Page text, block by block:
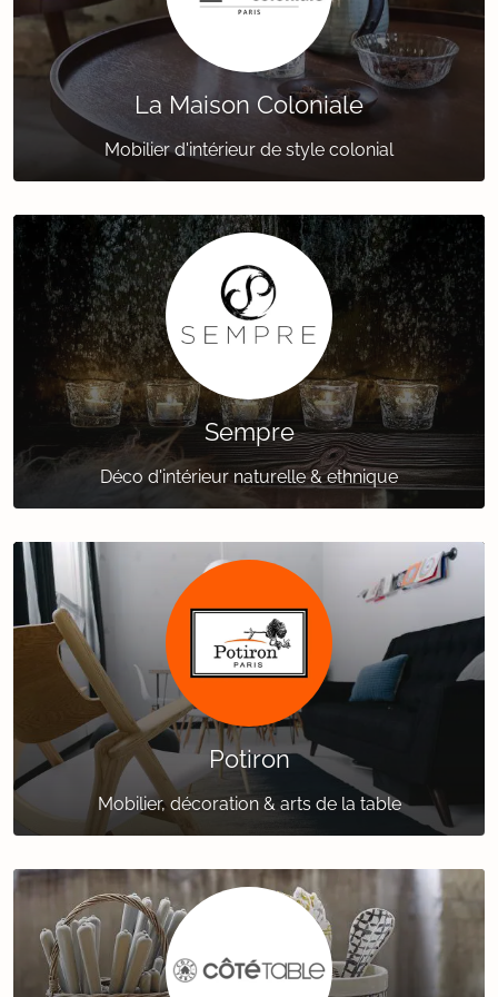
La Maison Coloniale
Mobilier d'intérieur de style colonial
Sempre
Déco d'intérieur naturelle & ethnique
Potiron
Mobilier, décoration & arts de la table